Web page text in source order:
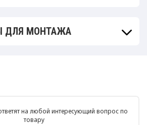
ДЛЯ МОНТАЖА
на любой интересующий вопрос по
товару